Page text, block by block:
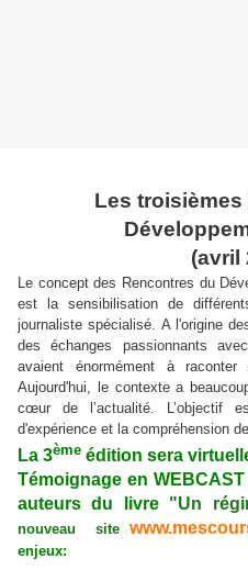
Les
(avril
Le concept des Rencontres du
est la sensibilisation de
journaliste spécialisé. A l'origine
des échanges passionnants
avaient énormément à
Aujourd'hui, le contexte a
cœur de l’actualité. L’objectif
d'expérience et la compréhension
La 3ème édition sera
Témoignage en
auteurs du livre "Un
nouveau site
enjeux: